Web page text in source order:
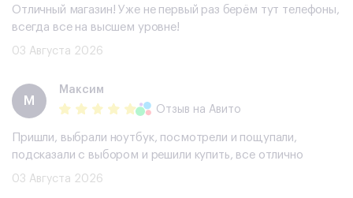
Отличный магазин! Уже не первый раз берём тут телефоны,
всегда все на высшем уровне!
03 Августа 2026
М
Максим
Отзыв на Авито
Пришли, выбрали ноутбук, посмотрели и пощупали,
подсказали с выбором и решили купить, все отлично
03 Августа 2026